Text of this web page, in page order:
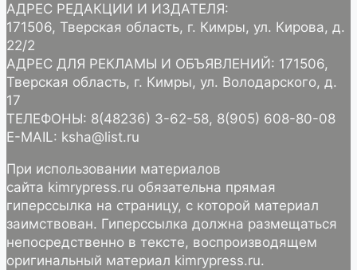
АДРЕС РЕДАКЦИИ И ИЗДАТЕЛЯ:
171506, Тверская область, г. Кимры, ул. Кирова, д.
22/2
АДРЕС ДЛЯ РЕКЛАМЫ И ОБЪЯВЛЕНИЙ: 171506,
Тверская область, г. Кимры, ул. Володарского, д.
17
ТЕЛЕФОНЫ: 8(48236) 3-62-58, 8(905) 608-80-08
E-MAIL: ksha@list.ru
При использовании материалов
сайта kimrypress.ru обязательна прямая
гиперссылка на страницу, с которой материал
заимствован. Гиперссылка должна размещаться
непосредственно в тексте, воспроизводящем
оригинальный материал kimrypress.ru.